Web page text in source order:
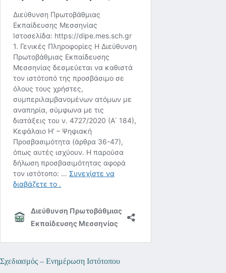
Σχεδιασμός – Ενημέρωση Ιστότοπου